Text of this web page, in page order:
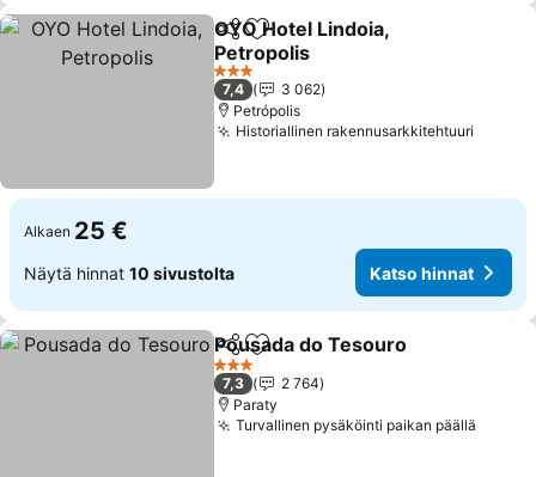
Jaa Lisää suosikkeihin
OYO Hotel Lindoia,
Petropolis
Katso hinnat
3 Tähtiluokitus
7,4
3 062
Petrópolis
Historiallinen rakennusarkkitehtuuri
Alkaen 25 €
Näytä hinnat 10 sivustolta Katso hinnat
Jaa Lisää suosikkeihin
Pousada do Tesouro
3 Tähtiluokitus
7,3
2 764
Paraty
Turvallinen pysäköinti paikan päällä